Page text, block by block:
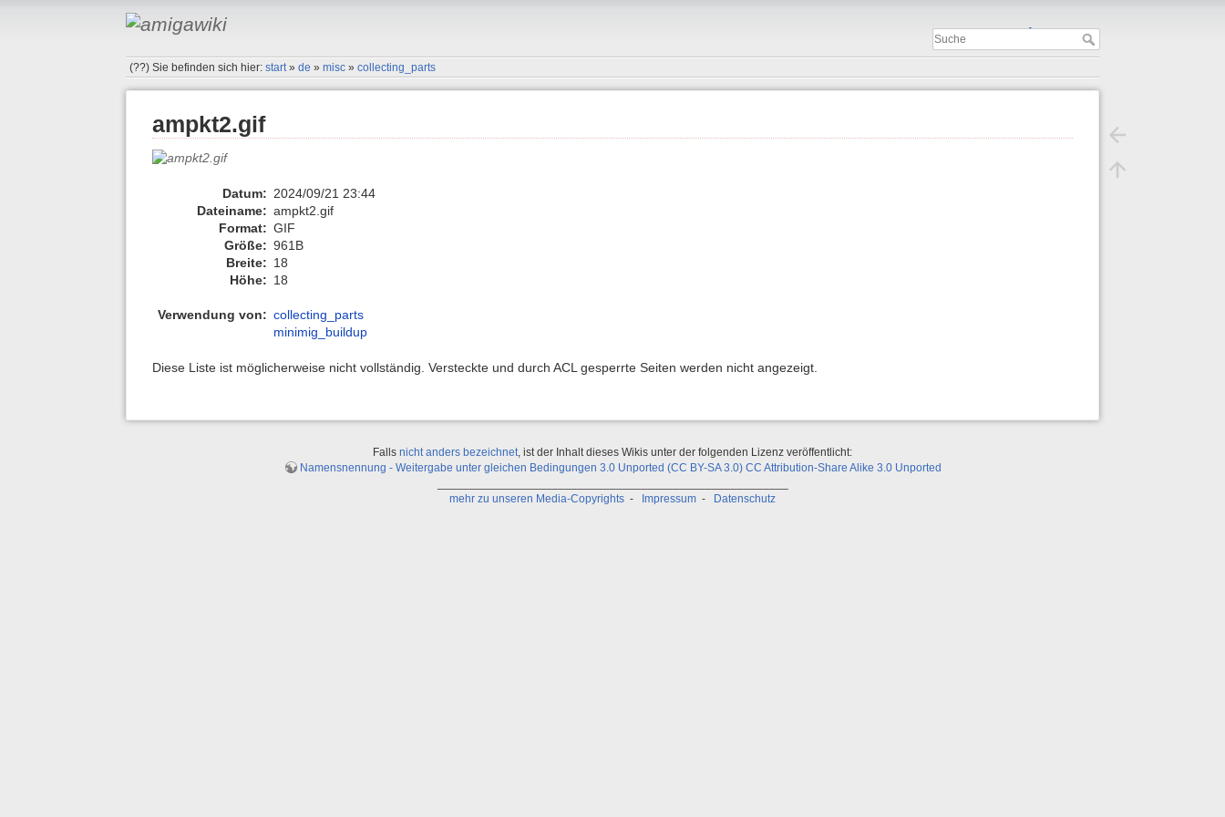
Important
(??)Sie befinden sich hier:start »de »misc »collecting_parts
ampkt2.gif
Datum: 2024/09/21 23:44
Dateiname: ampkt2.gif
Format: GIF
Größe: 961B
Breite: 18
Höhe: 18
Verwendung von: collecting_parts
minimig_buildup
Diese Liste ist möglicherweise nicht vollständig. Versteckte und durch ACL gesperrte Seiten werden nicht angezeigt.
Falls nicht anders bezeichnet, ist der Inhalt dieses Wikis unter der folgenden Lizenz veröffentlicht:
Namensnennung - Weitergabe unter gleichen Bedingungen 3.0 Unported (CC BY-SA 3.0) CC Attribution-Share Alike 3.0 Unported
mehr zu unseren Media-Copyrights - Impressum - Datenschutz